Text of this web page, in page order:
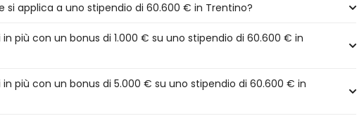
si applica a uno stipendio di 60.600 € in Trentino?
più con un bonus di 1.000 € su uno stipendio di 60.600 € in
più con un bonus di 5.000 € su uno stipendio di 60.600 € in